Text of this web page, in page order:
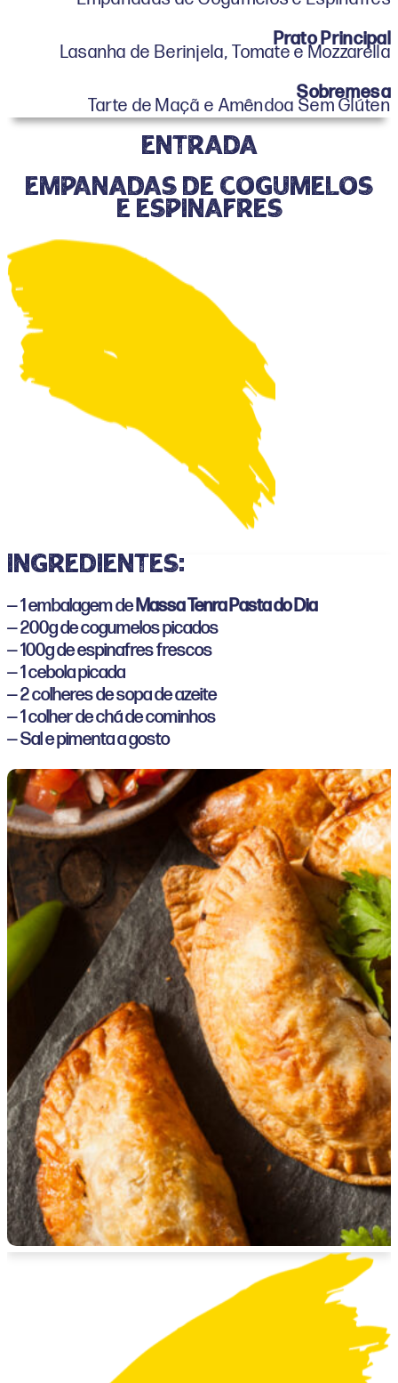
Prato Principal
Lasanha de Berinjela, Tomate e Mozzarella
Sobremesa
Tarte de Maçã e Amêndoa Sem Glúten
entrada
Empanadas de Cogumelos
e Espinafres
ingredientes:
— 1 embalagem de Massa Tenra Pasta do Dia
— 200g de cogumelos picados
— 100g de espinafres frescos
— 1 cebola picada
— 2 colheres de sopa de azeite
— 1 colher de chá de cominhos
— Sal e pimenta a gosto